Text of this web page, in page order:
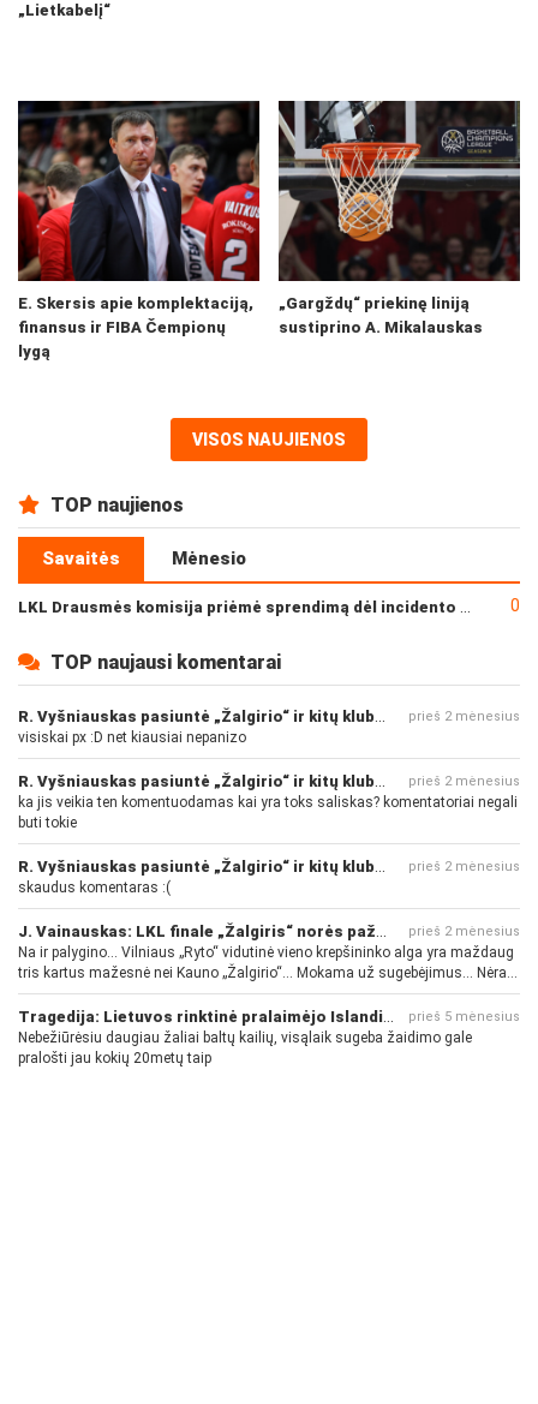
„Lietkabelį“
E. Skersis apie komplektaciją,
finansus ir FIBA Čempionų
lygą
„Gargždų“ priekinę liniją
sustiprino A. Mikalauskas
VISOS NAUJIENOS
TOP naujienos
Savaitės Mėnesio
LKL Drausmės komisija priėmė sprendimą dėl incidento po „Neptūno“ ir „Juventus“ rungtynių 0
TOP naujausi komentarai
R. Vyšniauskas pasiuntė „Žalgirio“ ir kitų klubų fanus prieš 2 mėnesius
visiskai px :D net kiausiai nepanizo
R. Vyšniauskas pasiuntė „Žalgirio“ ir kitų klubų fanus prieš 2 mėnesius
ka jis veikia ten komentuodamas kai yra toks saliskas? komentatoriai negali
buti tokie
R. Vyšniauskas pasiuntė „Žalgirio“ ir kitų klubų fanus prieš 2 mėnesius
skaudus komentaras :(
J. Vainauskas: LKL finale „Žalgiris“ norės pažeminti „Rytą“ prieš 2 mėnesius
Na ir palygino... Vilniaus „Ryto“ vidutinė vieno krepšininko alga yra maždaug
tris kartus mažesnė nei Kauno „Žalgirio“... Mokama už sugebėjimus... Nėra
pinigų - nėra gerų žaidėjų...
Tragedija: Lietuvos rinktinė pralaimėjo Islandijai prieš 5 mėnesius
Nebežiūrėsiu daugiau žaliai baltų kailių, visąlaik sugeba žaidimo gale
pralošti jau kokių 20metų taip